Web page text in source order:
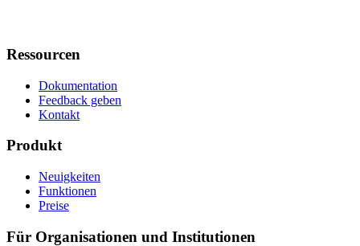
Ressourcen
Dokumentation
Feedback geben
Kontakt
Produkt
Neuigkeiten
Funktionen
Preise
Für Organisationen und Institutionen